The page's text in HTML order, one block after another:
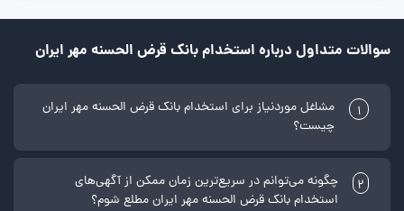
سوالات متداول درباره استخدام بانک قرض الحسنه مهر ایران
1
مشاغل موردنیاز برای استخدام بانک قرض الحسنه مهر ایران
چیست؟
2
چگونه می‌توانم در سریع‌ترین زمان ممکن از آگهی‌های
استخدام بانک قرض الحسنه مهر ایران مطلع شوم؟